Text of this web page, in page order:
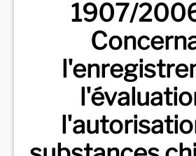
1907/